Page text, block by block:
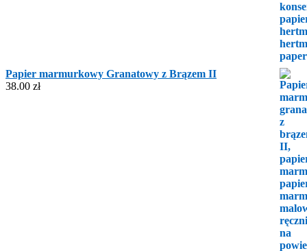
Papier marmurkowy Granatowy z Brązem II
38.00 zł